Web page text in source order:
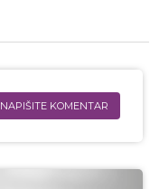
NAPIŠITE KOMENTAR